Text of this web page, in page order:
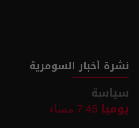
نشرة أخبار السومرية
سياسة
يوميا 7:45 مساء